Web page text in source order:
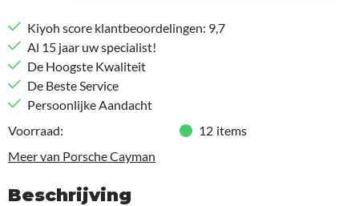
Kiyoh score klantbeoordelingen: 9,7
Al 15 jaar uw specialist!
De Hoogste Kwaliteit
De Beste Service
Persoonlijke Aandacht
Voorraad:
12 items
Meer van Porsche Cayman
Beschrijving